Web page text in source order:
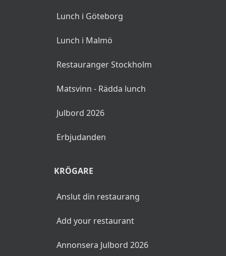
Lunch i Göteborg
Lunch i Malmö
Restauranger Stockholm
Matsvinn - Rädda lunch
Julbord 2026
Erbjudanden
KRÖGARE
Anslut din restaurang
Add your restaurant
Annonsera Julbord 2026